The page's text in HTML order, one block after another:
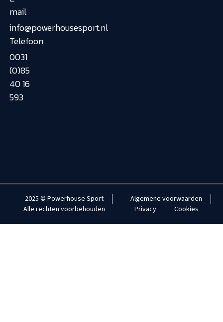
mail
info@powerhousesport.nl
Telefoon
0031
(0)85
40 16
593
2025 © Powerhouse Sport
Alle rechten voorbehouden
Algemene voorwaarden
Privacy
Cookies